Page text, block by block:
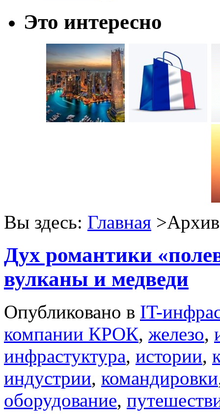
Это интересно
Вы здесь: Главная >Архив
Дух романтики
вулканы и медведи
Опубликовано в IT-
компании КРОК, железо,
инфрастуктура, истории,
индустрии, командировки
оборудование,